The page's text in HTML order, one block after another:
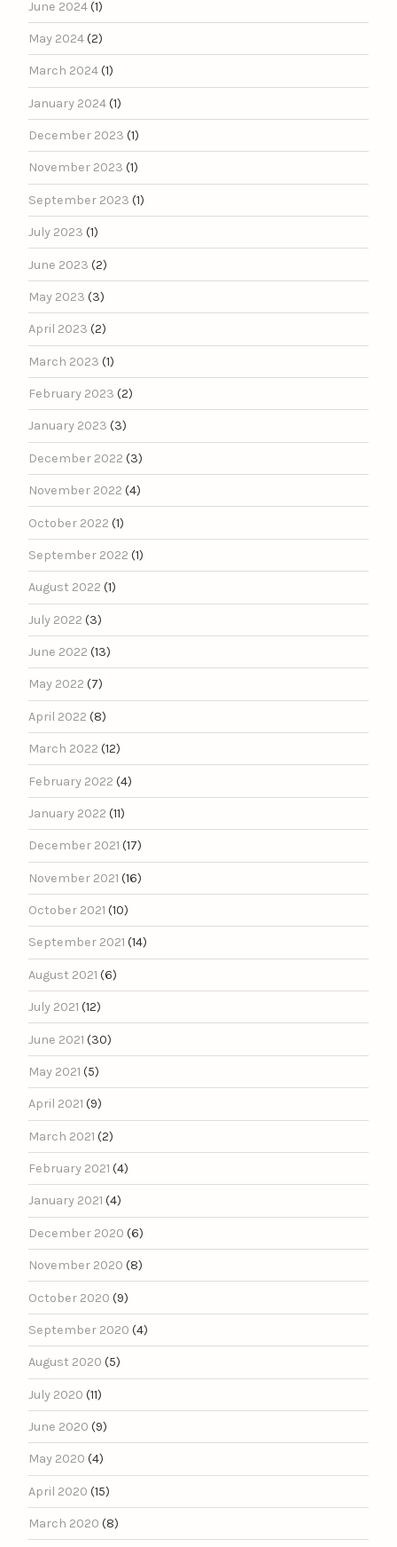
June 2024(1)
May 2024(2)
March 2024(1)
January 2024(1)
December 2023 (1)
November 2023 (1)
September 2023 (1)
July 2023 (1)
June 2023 (2)
May 2023 (3)
April 2023 (2)
March 2023 (1)
February 2023 (2)
January 2023 (3)
December 2022 (3)
November 2022 (4)
October 2022 (1)
September 2022 (1)
August 2022 (1)
July 2022 (3)
June 2022 (13)
May 2022 (7)
April 2022 (8)
March 2022 (12)
February 2022 (4)
January 2022 (11)
December 2021 (17)
November 2021 (16)
October 2021 (10)
September 2021 (14)
August 2021 (6)
July 2021 (12)
June 2021 (30)
May 2021 (5)
April 2021 (9)
March 2021 (2)
February 2021 (4)
January 2021 (4)
December 2020 (6)
November 2020 (8)
October 2020 (9)
September 2020 (4)
August 2020 (5)
July 2020 (11)
June 2020 (9)
May 2020 (4)
April 2020 (15)
March 2020 (8)